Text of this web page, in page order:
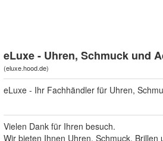
eLuxe - Uhren, Schmuck und
(eluxe.hood.de)
eLuxe - Ihr Fachhändler für Uhren,
Vielen Dank für Ihren besuch.
Wir bieten Ihnen Uhren, Schmuck, Brillen